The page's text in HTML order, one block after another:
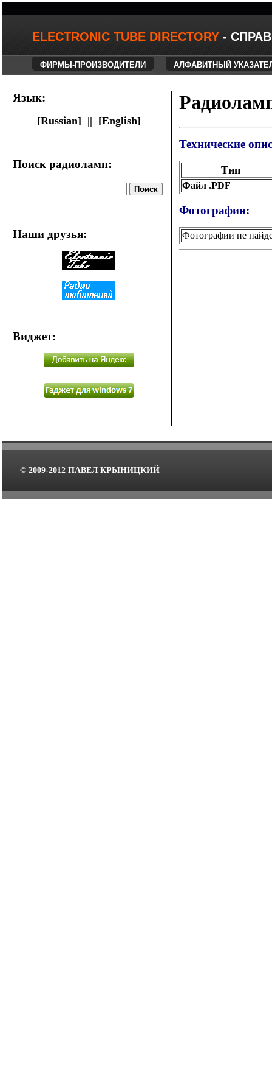
ELECTRONIC TUBE DIRECTORY -
ФИРМЫ-ПРОИЗВОДИТЕЛИ АЛФАВИТНЫЙ
Язык:
[Russian] || [English]
Поиск радиоламп:
Наши друзья:
Виджет:
Технические
Тип
Файл .PDF
Фотографии:
Фотографии не
© 2009-2012 ПАВЕЛ КРЫНИЦКИЙ